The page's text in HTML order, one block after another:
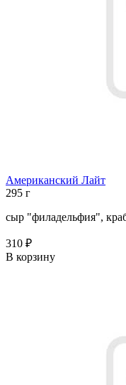
Американский Лайт
295 г
сыр "филадельфия",
310 ₽
В корзину